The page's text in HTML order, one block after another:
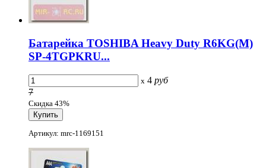
Батарейка TOSHIBA Heavy Duty R6KG(M)
SP-4TGPKRU...
x 4 руб
7
Скидка 43%
Артикул: mrc-1169151